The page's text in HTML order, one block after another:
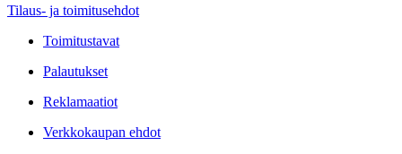
Tilaus- ja toimitusehdot
Toimitustavat
Palautukset
Reklamaatiot
Verkkokaupan ehdot